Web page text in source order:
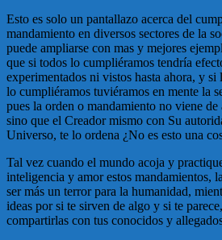
Esto es solo un pantallazo acerca del
mandamiento en diversos sectores de la
puede ampliarse con mas y mejores
que si todos lo cumpliéramos tendría
experimentados ni vistos hasta ahora, y si
lo cumpliéramos tuviéramos en mente la
pues la orden o mandamiento no viene
sino que el Creador mismo con Su
Universo, te lo ordena ¿No es esto una
Tal vez cuando el mundo acoja y
inteligencia y amor estos mandamientos,
ser más un terror para la humanidad,
ideas por si te sirven de algo y si te
compartirlas con tus conocidos y